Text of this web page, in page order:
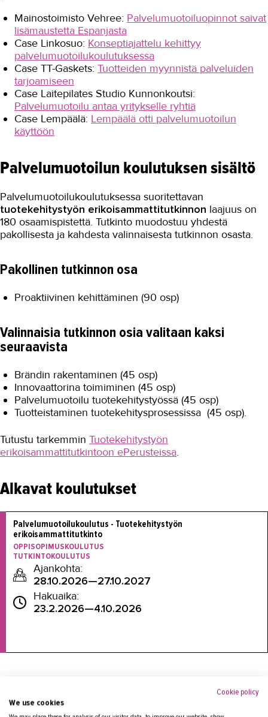
Mainostoimisto Vehree: Palvelumuotoiluopinnot saivat
lisämaustetta Espanjasta
Case Linkosuo: Konseptiajattelu kehittyy
palvelumuotoilukoulutuksessa
Case TT-Gaskets: Tuotteiden myynnistä palveluiden
tarjoamiseen
Case Laitepilates Studio Kunnonkoutsi:
Palvelumuotoilu antaa yritykselle ryhtiä
Case Lempäälä: Lempäälä otti palvelumuotoilun
käyttöön
Palvelumuotoilun koulutuksen sisältö
Palvelumuotoilukoulutuksessa suoritettavan
tuotekehitystyön erikoisammattitutkinnon laajuus on
180 osaamispistettä. Tutkinto muodostuu yhdestä
pakollisesta ja kahdesta valinnaisesta tutkinnon osasta.
Pakollinen tutkinnon osa
Proaktiivinen kehittäminen (90 osp)
Valinnaisia tutkinnon osia valitaan kaksi
seuraavista
Brändin rakentaminen (45 osp)
Innovaattorina toimiminen (45 osp)
Palvelumuotoilu tuotekehitystyössä (45 osp)
Tuotteistaminen tuotekehitysprosessissa (45 osp).
Tutustu tarkemmin Tuotekehitystyön
erikoisammattitutkintoon ePerusteissa.
Alkavat koulutukset
Palvelumuotoilukoulutus - Tuotekehitystyön
erikoisammattitutkinto
OPPISOPIMUSKOULUTUS
TUTKINTOKOULUTUS
Ajankohta:
28.10.2026—27.10.2027
Hakuaika:
23.2.2026—4.10.2026
Cookie policy
We use cookies